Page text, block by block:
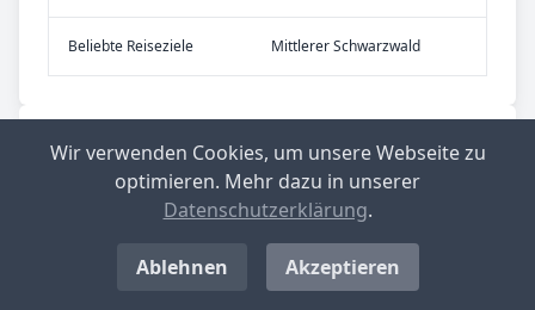
Be­lieb­te Rei­se­zie­le Mittlerer Schwarzwald
Top-­Ge­mein­den mit nied­rig­stem Ge­
wer­be­steu­er­he­be­satz in Deutsch­
Langenwolschendorf
Wir verwenden Cookies, um unsere Webseite zu
optimieren. Mehr dazu in unserer
Datenschutzerklärung.
Ablehnen Akzeptieren